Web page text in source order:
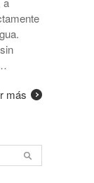
más